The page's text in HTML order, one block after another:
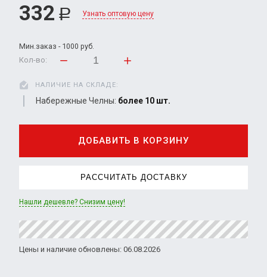
332 Р Узнать оптовую цену
Мин.заказ - 1000 руб.
Кол-во:
НАЛИЧИЕ НА СКЛАДЕ:
Набережные Челны: более 10 шт.
ДОБАВИТЬ В КОРЗИНУ
РАССЧИТАТЬ ДОСТАВКУ
Нашли дешевле? Снизим цену!
Цены и наличие обновлены: 06.08.2026